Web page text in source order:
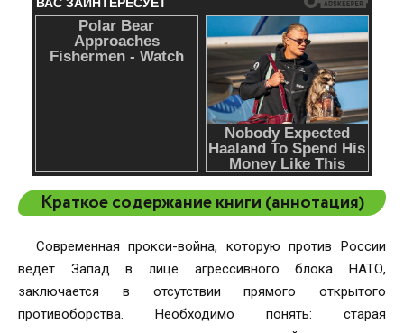
Краткое содержание книги (аннотация)
Современная прокси-война, которую против России
ведет Запад в лице агрессивного блока НАТО,
заключается в отсутствии прямого открытого
противоборства. Необходимо понять: старая